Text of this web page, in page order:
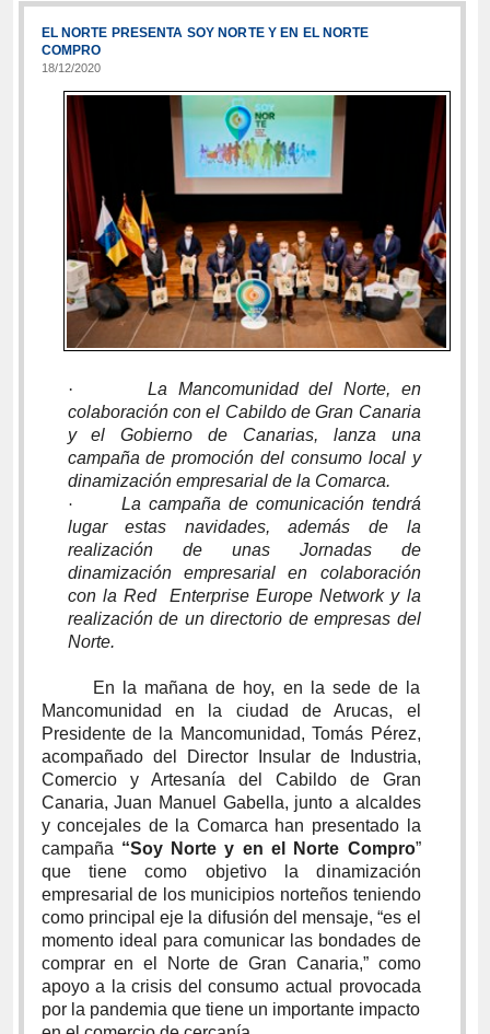
EL NORTE PRESENTA SOY NORTE Y EN EL NORTE
COMPRO
18/12/2020
·
La Mancomunidad del Norte, en
colaboración con el Cabildo de Gran Canaria
y el Gobierno de Canarias, lanza una
campaña de promoción del consumo local y
dinamización empresarial de la Comarca.
·
La campaña de comunicación tendrá
lugar estas navidades, además de la
realización de unas Jornadas de
dinamización empresarial en colaboración
con la Red Enterprise Europe Network y la
realización de un directorio de empresas del
Norte.
En la mañana de hoy, en la sede de la
Mancomunidad en la ciudad de Arucas, el
Presidente de la Mancomunidad, Tomás Pérez,
acompañado del Director Insular de Industria,
Comercio y Artesanía del Cabildo de Gran
Canaria, Juan Manuel Gabella, junto a alcaldes
y concejales de la Comarca han presentado la
campaña “Soy Norte y en el Norte Compro”
que tiene como objetivo la dinamización
empresarial de los municipios norteños teniendo
como principal eje la difusión del mensaje, “es el
momento ideal para comunicar las bondades de
comprar en el Norte de Gran Canaria,” como
apoyo a la crisis del consumo actual provocada
por la pandemia que tiene un importante impacto